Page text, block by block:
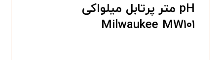
pH متر پرتابل میلواکی
Milwaukee MW۱۰۱